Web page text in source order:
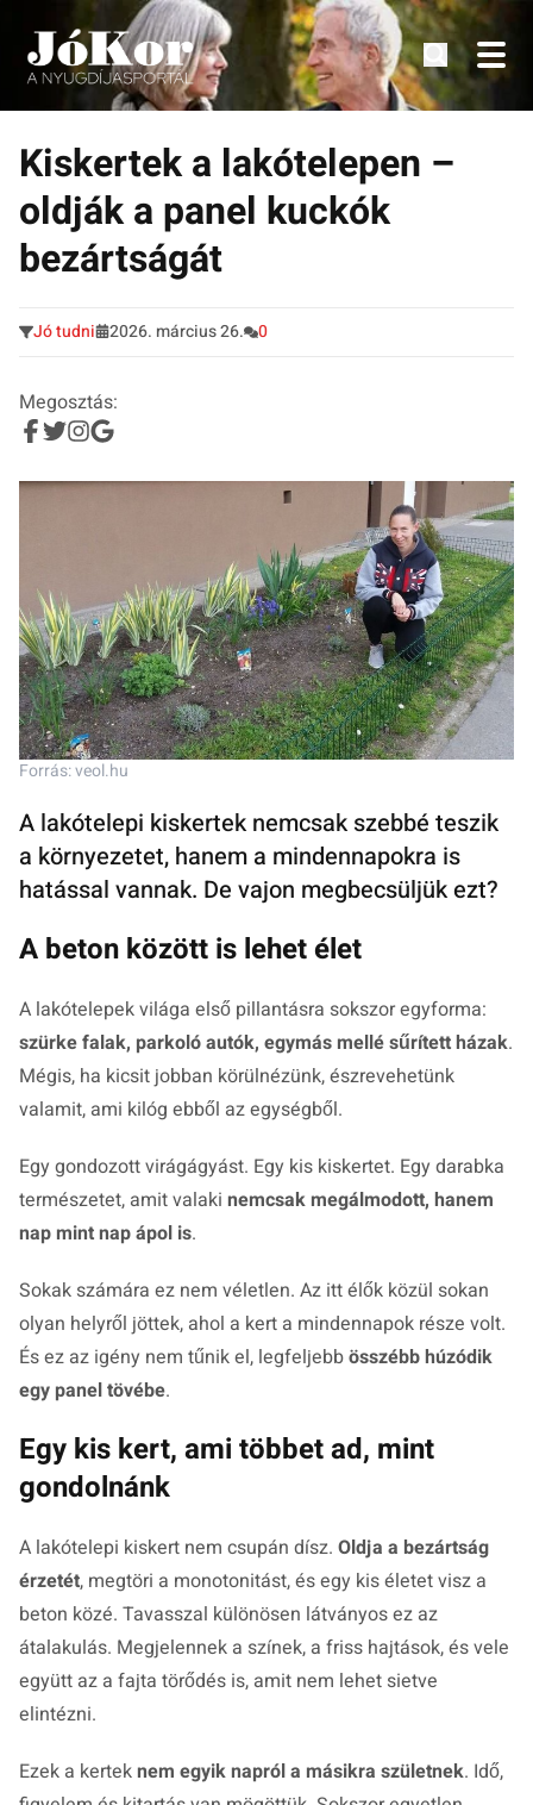
Tovább
tartalomra
Tudnivalók, érdekességek idősek számára.
Kiskertek a lakótelepen –
oldják a panel kuckók
bezártságát
Jó tudni 2026. március 26. 0
Megosztás:
Forrás: veol.hu
A lakótelepi kiskertek nemcsak szebbé teszik
a környezetet, hanem a mindennapokra is
hatással vannak. De vajon megbecsüljük ezt?
A beton között is lehet élet
A lakótelepek világa első pillantásra sokszor egyforma:
szürke falak, parkoló autók, egymás mellé sűrített házak.
Mégis, ha kicsit jobban körülnézünk, észrevehetünk
valamit, ami kilóg ebből az egységből.
Egy gondozott virágágyást. Egy kis kiskertet. Egy darabka
természetet, amit valaki nemcsak megálmodott, hanem
nap mint nap ápol is.
Sokak számára ez nem véletlen. Az itt élők közül sokan
olyan helyről jöttek, ahol a kert a mindennapok része volt.
És ez az igény nem tűnik el, legfeljebbösszébb húzódik
egy panel tövébe.
Egy kis kert, ami többet ad, mint
gondolnánk
A lakótelepi kiskert nem csupán dísz. Oldja a bezártság
érzetét, megtöri a monotonitást, és egy kis életet visz a
beton közé. Tavasszal különösen látványos ez az
átalakulás. Megjelennek a színek, a friss hajtások, és vele
együtt az a fajta törődés is, amit nem lehet sietve
elintézni.
Ezek a kerteknem egyik napról a másikra születnek. Idő,